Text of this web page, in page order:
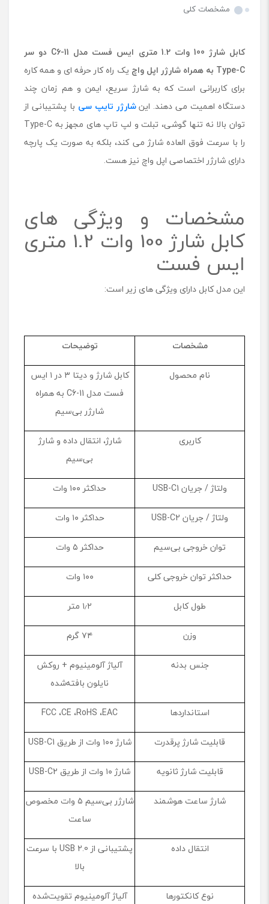
م
ت
ر
ی
ا
ی
س
ف
س
ت
C
6
-
د
و
T
ه
ا
ژ
پ
و
چ
مشخصات کلی
کابل شارژ 100 وات1.2 متری ایس فست مدل C6-11 دو سر
Type-C به همراه شارژر اپل واچ یک راه کار حرفه ای و همه کاره
برای کاربرانی است که به شارژ سریع، ایمن و هم زمان چند
دستگاه اهمیت می دهند. اینشارژر تایپ سی با پشتیبانی از
توان بالا نه تنها گوشی، تبلت و لپ تاپ های مجهز به Type-C
را با سرعت فوق العاده شارژ می کند، بلکه به صورت یک پارچه
دارای شارژر اختصاصی اپل واچ نیز هست.
مشخصات و ویژگی های
کابل شارژ 100 وات 1.2 متری
ایس فست
این مدل کابل دارای ویژگی های زیر است:
مشخصات
توضیحات
نام محصول
کابل شارژ و دیتا ۳ در ۱ ایس
فست مدل C6-11 به همراه
شارژر بی‌سیم
کاربری
شارژ، انتقال داده و شارژ
بی‌سیم
ولتاژ / جریان USB-C1
حداکثر ۱۰۰ وات
ولتاژ / جریان USB-C2
حداکثر ۱۰ وات
توان خروجی بی‌سیم
حداکثر ۵ وات
حداکثر توان خروجی کلی
۱۰۰ وات
طول کابل
۱٫۲ متر
وزن
۷۴ گرم
جنس بدنه
آلیاژ آلومینیوم + روکش
نایلون بافته‌شده
استانداردها
FCC ،CE ،RoHS ،EAC
قابلیت شارژ پرقدرت
شارژ ۱۰۰ وات از طریق USB-C1
قابلیت شارژ ثانویه
شارژ ۱۰ وات از طریق USB-C2
شارژ ساعت هوشمند
شارژر بی‌سیم ۵ وات مخصوص
ساعت
انتقال داده
پشتیبانی از USB 2.0 با سرعت
بالا
نوع کانکتورها
آلیاژ آلومینیوم تقویت‌شده